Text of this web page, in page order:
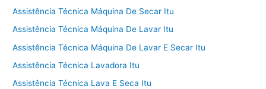
Assistência Técnica Máquina De Secar Itu
Assistência Técnica Máquina De Lavar Itu
Assistência Técnica Máquina De Lavar E Secar Itu
Assistência Técnica Lavadora Itu
Assistência Técnica Lava E Seca Itu